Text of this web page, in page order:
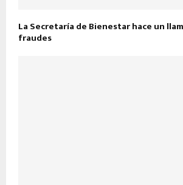
La Secretaría de Bienestar hace un
fraudes